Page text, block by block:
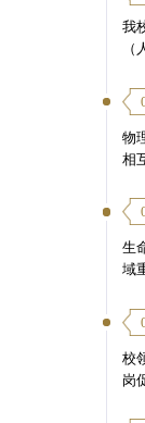
我
物
相
生
域
校
岗